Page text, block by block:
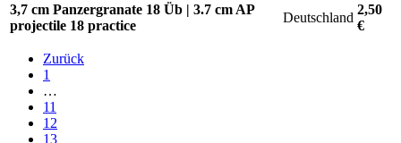
3,7 cm Panzergranate 18 Üb | 3.7 cm AP
projectile 18 practice
Deutschland
2,50
€
Zurück
1
…
11
12
13